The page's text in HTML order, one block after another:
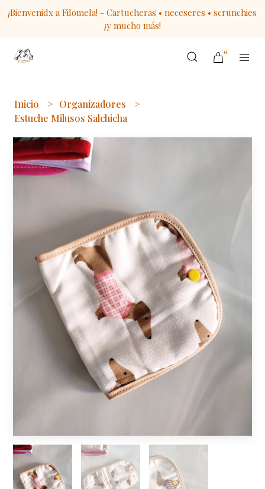
¡Bienvenidx a Filomela! - Cartucheras • neceseres • scrunchies
¡y mucho más!
0
Inicio
Organizadores
Estuche Milusos Salchicha